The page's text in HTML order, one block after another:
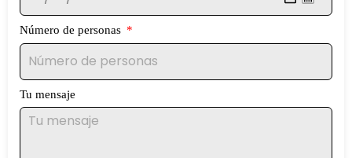
Número de personas
Tu mensaje